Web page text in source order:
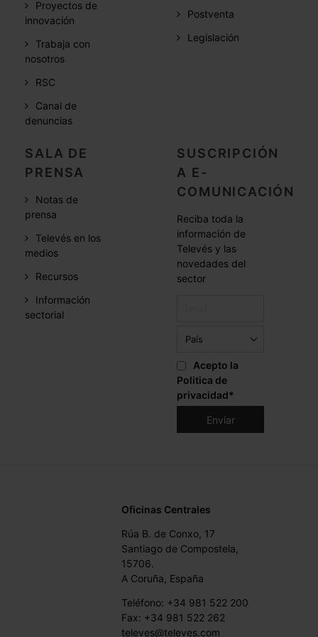
Proyectos de
innovación
Trabaja con
nosotros
RSC
Canal de
denuncias
Postventa
Legislación
SALA DE
PRENSA
Notas de
prensa
Televés en los
medios
Recursos
Información
sectorial
SUSCRIPCIÓN
A E-
COMUNICACIÓN
Reciba toda la
información de
Televés y las
novedades del
sector
Acepto la
Politica de
privacidad*
Oficinas Centrales
Rúa B. de Conxo, 17
Santiago de Compostela,
15706.
A Coruña, España
Teléfono: +34 981 522 200
Fax: +34 981 522 262
televes@televes.com